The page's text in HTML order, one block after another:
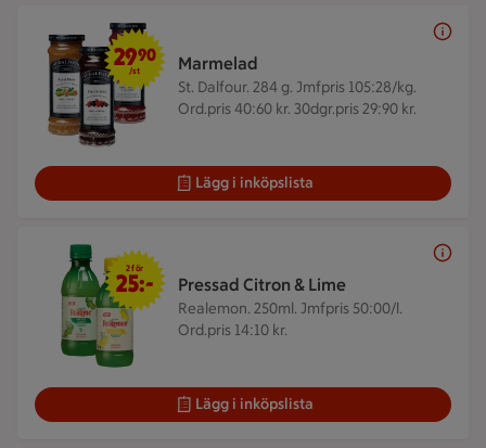
Marmelad
St. Dalfour. 284 g. Jmfpris 105:28/kg.
Ord.pris 40:60 kr. 30dgr.pris 29:90 kr.
29,90 kr/st
2990
/st
Lägg i inköpslista
Pressad Citron & Lime
Realemon. 250ml. Jmfpris 50:00/l.
Ord.pris 14:10 kr.
2 för 25 kr
2 för
25:-
Lägg i inköpslista